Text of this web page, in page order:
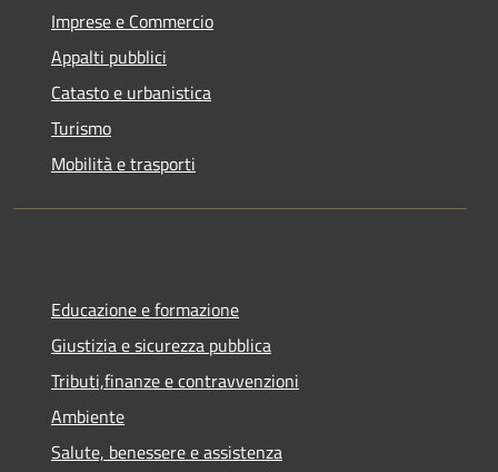
Imprese e Commercio
Appalti pubblici
Catasto e urbanistica
Turismo
Mobilità e trasporti
Educazione e formazione
Giustizia e sicurezza pubblica
Tributi,finanze e contravvenzioni
Ambiente
Salute, benessere e assistenza